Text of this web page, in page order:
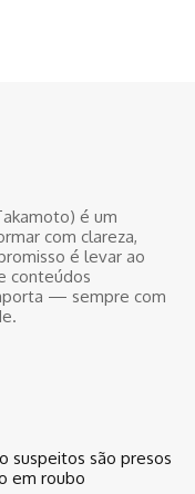
é um
com clareza,
é levar ao
conteúdos
— sempre com
suspeitos são presos
em roubo